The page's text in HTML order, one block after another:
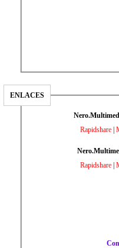
ENLACES
Rapidshare|
Rapidshare|